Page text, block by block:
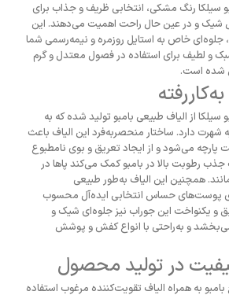
سیلکا رنگ مشکی، انتخابی ظریف و جذاب برای
شیک و در عین حال راحت اهمیت می‌دهند. این
خاص به استایل روزمره و نیمه‌رسمی شما
و لطیف برای استفاده در فصول معتدل و گرم
شده است.
سیلکا از الیاف طبیعی بامبو تولید شده که به
شهرت دارد. ساختار منحصر‌به‌فرد این الیاف باعث
می‌شود و از ایجاد تعریق و بوی نامطبوع
رطوبت بالا در بامبو کمک می‌کند پاها در
همچنین این الیاف به‌طور طبیعی
پوست‌های حساس انتخابی ایده‌آل محسوب
یکنواخت این جوراب نیز جلوه‌ای شیک و
و به‌راحتی با انواع کفش و پوشش
در تولید محصول
به همراه الیاف تقویت‌کننده مرغوب استفاده